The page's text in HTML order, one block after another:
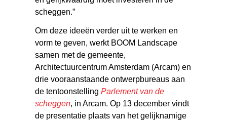
scheggen.”
Om deze ideeën verder uit te werken en
vorm te geven, werkt BOOM Landscape
samen met de gemeente,
Architectuurcentrum Amsterdam (Arcam) en
drie vooraanstaande ontwerpbureaus aan
de tentoonstellingParlement van de
scheggen, in Arcam. Op 13 december vindt
de presentatie plaats van het gelijknamige